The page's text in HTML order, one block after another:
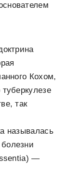
Кохом,
так
называлась
—